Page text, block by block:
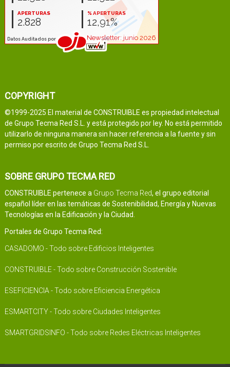
COPYRIGHT
©1999-2025 El material de CONSTRUIBLE es propiedad intelectual
de Grupo Tecma Red S.L. y está protegido por ley. No está permitido
utilizarlo de ninguna manera sin hacer referencia a la fuente y sin
permiso por escrito de Grupo Tecma Red S.L.
SOBRE GRUPO TECMA RED
CONSTRUIBLE pertenece a Grupo Tecma Red, el grupo editorial
español líder en las temáticas de Sostenibilidad, Energía y Nuevas
Tecnologías en la Edificación y la Ciudad.
Portales de Grupo Tecma Red:
CASADOMO - Todo sobre Edificios Inteligentes
CONSTRUIBLE - Todo sobre Construcción Sostenible
ESEFICIENCIA - Todo sobre Eficiencia Energética
ESMARTCITY - Todo sobre Ciudades Inteligentes
SMARTGRIDSINFO - Todo sobre Redes Eléctricas Inteligentes